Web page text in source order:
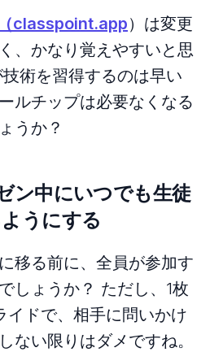
（classpoint.app）は変更
、かなり覚えやすいと思
術を習得するのは早い
ルチップは必要なくなる
うか？
ン中にいつでも生徒
うにする
移る前に、全員が参加す
しょうか？ ただし、1枚
イドで、相手に問いかけ
ない限りはダメですね。